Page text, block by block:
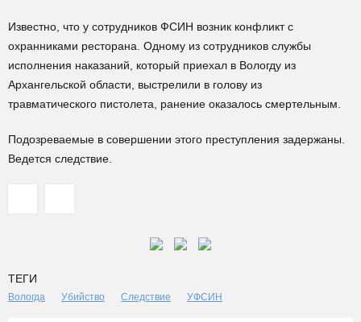
Известно, что у сотрудников ФСИН возник конфликт с
охранниками ресторана. Одному из сотрудников службы
исполнения наказаний, который приехал в Вологду из
Архангельской области, выстрелили в голову из
травматического пистолета, ранение оказалось смертельным.
Подозреваемые в совершении этого преступления задержаны.
Ведется следствие.
ТЕГИ
Вологда Убийство Следствие УФСИН